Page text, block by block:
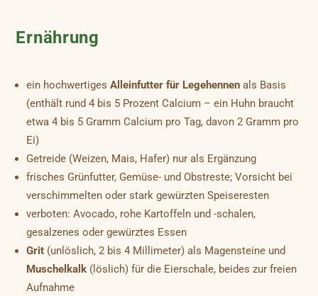
Ernährung
ein hochwertigesAlleinfutter für Legehennen als Basis
(enthält rund 4 bis 5 Prozent Calcium – ein Huhn braucht
etwa 4 bis 5 Gramm Calcium pro Tag, davon 2 Gramm pro
Ei)
Getreide (Weizen, Mais, Hafer) nur als Ergänzung
frisches Grünfutter, Gemüse- und Obstreste; Vorsicht bei
verschimmelten oder stark gewürzten Speiseresten
verboten: Avocado, rohe Kartoffeln und -schalen,
gesalzenes oder gewürztes Essen
Grit (unlöslich, 2 bis 4 Millimeter) als Magensteine und
Muschelkalk (löslich) für die Eierschale, beides zur freien
Aufnahme